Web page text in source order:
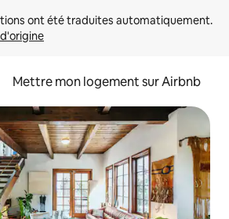
Mettre mon logement sur Airbnb